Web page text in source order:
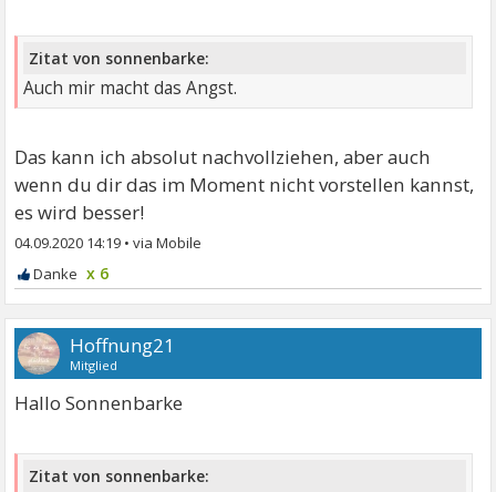
Zitat von sonnenbarke:
Auch mir macht das Angst.
Das kann ich absolut nachvollziehen, aber auch
wenn du dir das im Moment nicht vorstellen kannst,
es wird besser!
04.09.2020 14:19 •
x 6
Hoffnung21
Mitglied
Hallo Sonnenbarke
Zitat von sonnenbarke: